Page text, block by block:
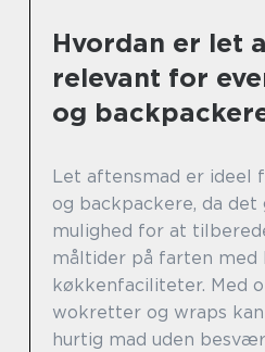
Hvordan er let
relevant for
og
Let aftensmad er ideel
og backpackere, da det
mulighed for at
måltider på farten med
køkkenfaciliteter. Med
wokretter og wraps
hurtig mad uden